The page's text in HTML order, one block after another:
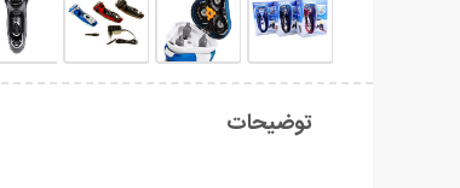
توضیحات